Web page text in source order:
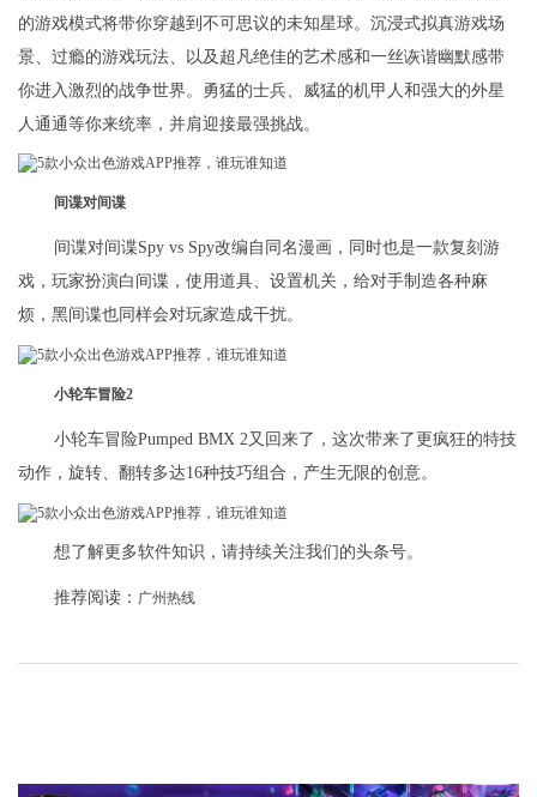
的游戏模式将带你穿越到不可思议的未知星球。沉浸式拟真游戏场
景、过瘾的游戏玩法、以及超凡绝佳的艺术感和一丝诙谐幽默感带
你进入激烈的战争世界。勇猛的士兵、威猛的机甲人和强大的外星
人通通等你来统率，并肩迎接最强挑战。
间谍对间谍
间谍对间谍Spy vs Spy改编自同名漫画，同时也是一款复刻游
戏，玩家扮演白间谍，使用道具、设置机关，给对手制造各种麻
烦，黑间谍也同样会对玩家造成干扰。
小轮车冒险2
小轮车冒险Pumped BMX 2又回来了，这次带来了更疯狂的特技
动作，旋转、翻转多达16种技巧组合，产生无限的创意。
想了解更多软件知识，请持续关注我们的头条号。
推荐阅读： 广州热线